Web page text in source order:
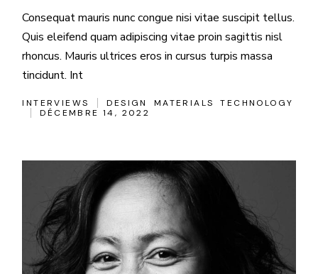
Consequat mauris nunc congue nisi vitae suscipit tellus.
Quis eleifend quam adipiscing vitae proin sagittis nisl
rhoncus. Mauris ultrices eros in cursus turpis massa
tincidunt. Int
INTERVIEWS DESIGN MATERIALS
TECHNOLOGY
DÉCEMBRE 14, 2022